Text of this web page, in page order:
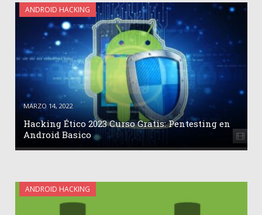
ANDROID HACKING
MARZO 14, 2022
Hacking Ético 2023 Curso Gratis: Pentesting en
Android Basico
ANDROID HACKING